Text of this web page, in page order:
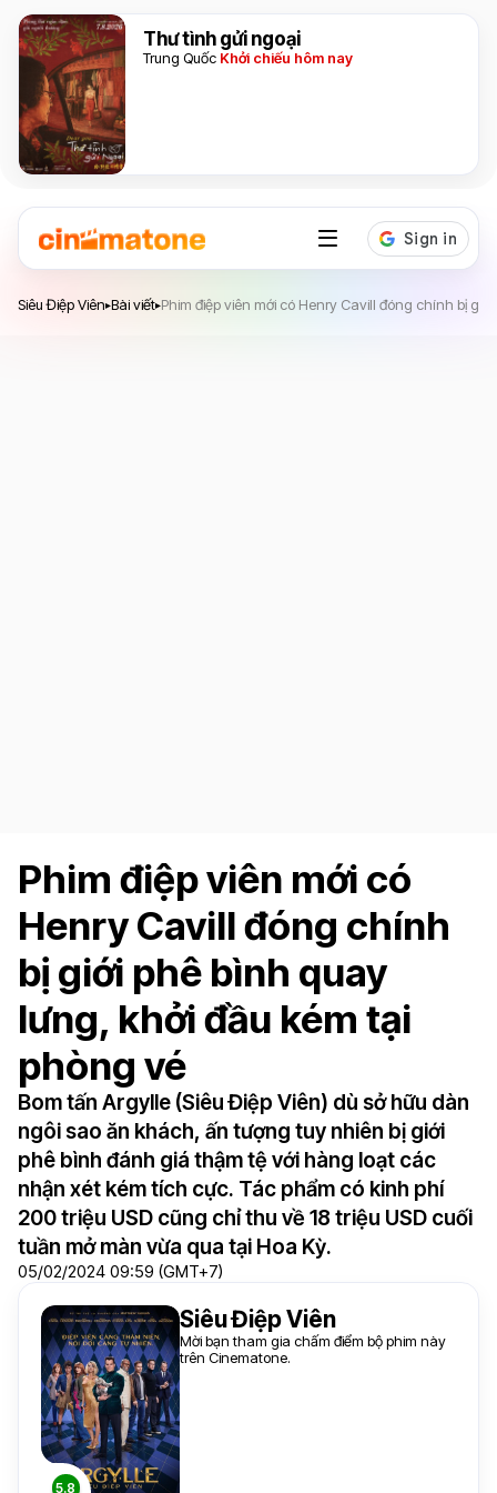
Thư tình gửi ngoại
Trung Quốc Khởi chiếu hôm nay
Siêu Điệp Viên▸Bài viết▸Phim điệp viên mới có Henry Cavill đóng chính bị
Phim điệp viên mới có
Henry Cavill đóng chính
bị giới phê bình quay
lưng, khởi đầu kém tại
phòng vé
Bom tấn Argylle (Siêu Điệp Viên) dù sở hữu dàn
ngôi sao ăn khách, ấn tượng tuy nhiên bị giới
phê bình đánh giá thậm tệ với hàng loạt các
nhận xét kém tích cực. Tác phẩm có kinh phí
200 triệu USD cũng chỉ thu về 18 triệu USD cuối
tuần mở màn vừa qua tại Hoa Kỳ.
05/02/2024 09:59 (GMT+7)
Siêu Điệp Viên
Mời bạn tham gia chấm điểm bộ phim này
trên Cinematone.